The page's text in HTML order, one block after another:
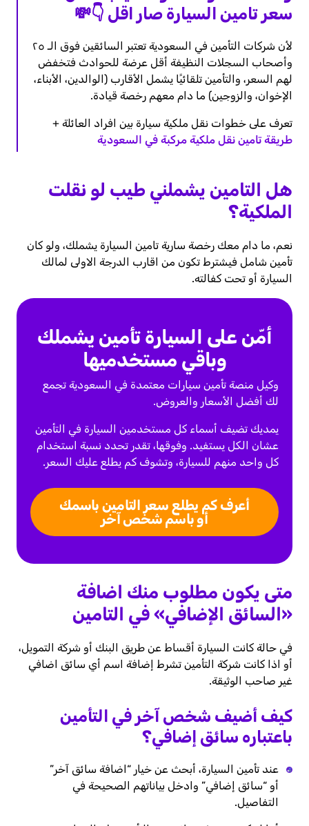
سعر تامين السيارة صار اقل 👇💸
لأن شركات التأمين في السعودية تعتبر السائقين فوق الـ ٢٥
وأصحاب السجلات النظيفة أقل عرضة للحوادث فتخفض
لهم السعر، والتأمين تلقائيًا يشمل الأقارب (الوالدين، الأبناء،
الإخوان، والزوجين) ما دام معهم رخصة قيادة.
تعرف على خطوات نقل ملكية سيارة بين افراد العائلة +
طريقة تامين نقل ملكية مركبة في السعودية
هل التامين يشملني طيب لو نقلت
الملكية؟
نعم، ما دام معك رخصة سارية تامين السيارة يشملك، ولو كان
تأمين شامل فيشترط تكون من اقارب الدرجة الاولى لمالك
السيارة أو تحت كفالته.
أمّن على السيارة تأمين يشملك
وباقي مستخدميها
وكيل منصة تأمين سيارات معتمدة في السعودية تجمع
لك أفضل الأسعار والعروض.
يمديك تضيف أسماء كل مستخدمين السيارة في التأمين
عشان الكل يستفيد. وفوقها، تقدر تحدد نسبة استخدام
كل واحد منهم للسيارة، وتشوف كم يطلع عليك السعر.
أعرف كم يطلع سعر التامين باسمك
أو باسم شخص آخر
متى يكون مطلوب منك اضافة
«السائق الإضافي» في التامين
في حالة كانت السيارة أقساط عن طريق البنك أو شركة التمويل،
أو اذا كانت شركة التأمين تشرط إضافة اسم أي سائق اضافي
غير صاحب الوثيقة.
كيف أضيف شخص آخر في التأمين
باعتباره سائق إضافي؟
عند تأمين السيارة، أبحث عن خيار “اضافة سائق آخر”
أو “سائق إضافي” وادخل بياناتهم الصحيحة في
التفاصيل.